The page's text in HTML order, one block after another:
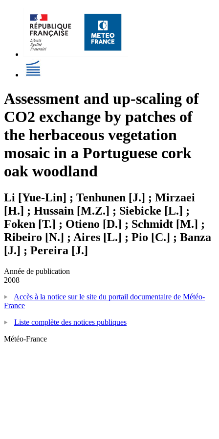
Assessment and up-scaling of
CO2 exchange by patches of
the herbaceous vegetation
mosaic in a Portuguese cork
oak woodland
Li [Yue-Lin] ; Tenhunen [J.] ; Mirzaei
[H.] ; Hussain [M.Z.] ; Siebicke [L.] ;
Foken [T.] ; Otieno [D.] ; Schmidt [M.] ;
Ribeiro [N.] ; Aires [L.] ; Pio [C.] ; Banza
[J.] ; Pereira [J.]
Année de publication
2008
Accès à la notice sur le site du portail documentaire de Météo-
France
Liste complète des notices publiques
Météo-France